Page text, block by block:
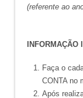
(referente ao
Faça o
CONTA no
Após